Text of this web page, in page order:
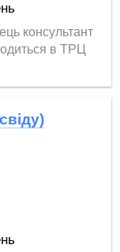
консультант
в ТРЦ